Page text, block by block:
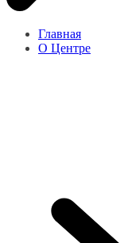
Главная
О Центре